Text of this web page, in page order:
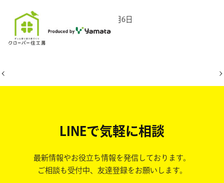
2025年6月6日
LINEで気軽に相談
最新情報やお役立ち情報を発信しております。
ご相談も受付中、友達登録をお願いします。